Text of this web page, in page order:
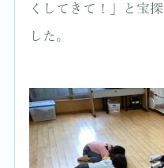
くしてきて！」と宝
した。